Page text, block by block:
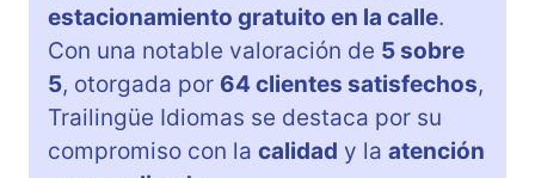
estacionamiento gratuito en la calle.
Con una notable valoración de 5 sobre
5, otorgada por 64 clientes satisfechos,
Trailingüe Idiomas se destaca por su
compromiso con la calidad y la atención